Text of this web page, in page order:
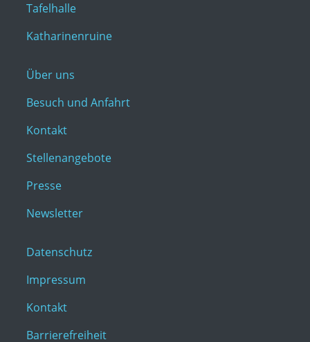
Tafelhalle
Katharinenruine
Über uns
Besuch und Anfahrt
Kontakt
Stellenangebote
Presse
Newsletter
Datenschutz
Impressum
Kontakt
Barrierefreiheit